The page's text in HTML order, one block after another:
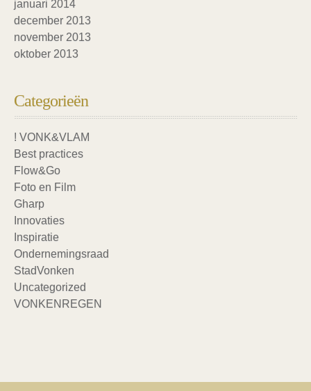
januari 2014
december 2013
november 2013
oktober 2013
Categorieën
! VONK&VLAM
Best practices
Flow&Go
Foto en Film
Gharp
Innovaties
Inspiratie
Ondernemingsraad
StadVonken
Uncategorized
VONKENREGEN